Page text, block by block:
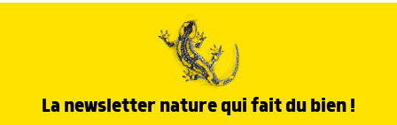
La newsletter nature qui fait du bien !